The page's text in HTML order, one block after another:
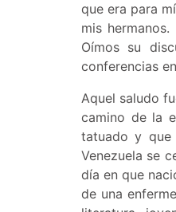
que era para
mis
Oímos su
conferencias
Aquel saludo
camino de la
tatuado y que
Venezuela se
día en que
de una